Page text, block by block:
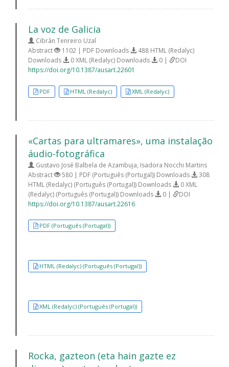
La voz de Galicia
Cibrán Tenreiro Uzal
Abstract
1102 | PDF Downloads
488 HTML (Redalyc)
Downloads
0 XML (Redalyc) Downloads 0 |
DOI
https://doi.org/10.1387/ausart.22601
PDF HTML (Redalyc) XML (Redalyc)
«Cartas para ultramares», uma instalação
áudio-fotográfica
Gustavo José Balbela de Azambuja, Isadora Nocchi Martins
Abstract
580 | PDF (Português (Portugal)) Downloads
308
HTML (Redalyc) (Português (Portugal)) Downloads
0 XML
(Redalyc) (Português (Portugal)) Downloads
0 |
DOI
https://doi.org/10.1387/ausart.22616
PDF (Português (Portugal))
HTML (Redalyc) (Português (Portugal))
XML (Redalyc) (Português (Portugal))
Rocka, gazteon (eta hain gazte ez